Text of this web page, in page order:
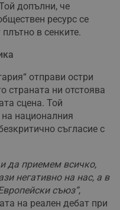
допълни, че
ресурс се
в сенките.
отправи остри
страната ни отстоява
сцена. Той
националния
съгласие с
да приемем всичко,
негативно на нас, а в
съюз“,
на реален дебат при